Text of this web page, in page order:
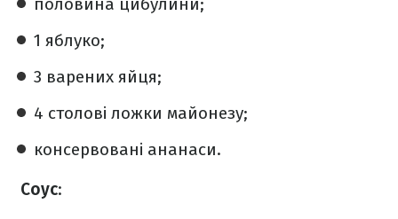
1 яблуко;
3 варених яйця;
4 столові ложки майонезу;
консервовані ананаси.
Соус: